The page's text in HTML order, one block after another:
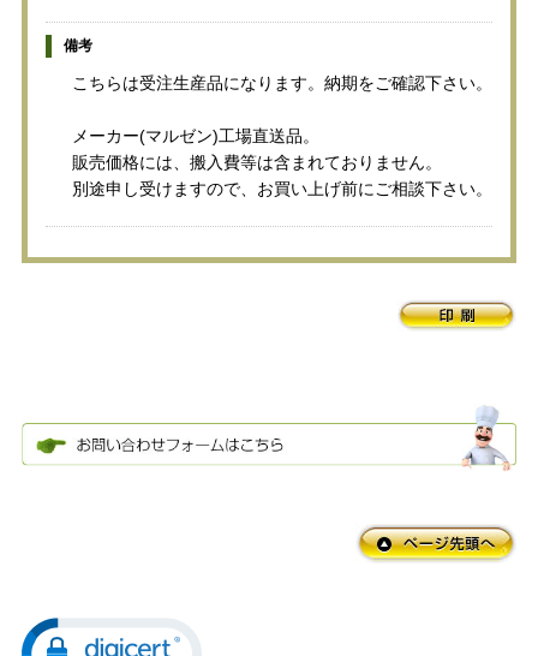
備考
こちらは受注生産品になります。納期をご確認下さい。
メーカー(マルゼン)工場直送品。
販売価格には、搬入費等は含まれておりません。
別途申し受けますので、お買い上げ前にご相談下さい。